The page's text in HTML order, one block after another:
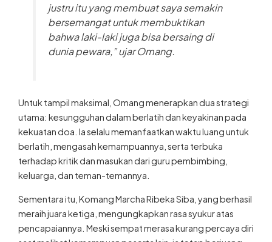
justru itu yang membuat saya semakin
bersemangat untuk membuktikan
bahwa laki-laki juga bisa bersaing di
dunia pewara,” ujar Omang.
Untuk tampil maksimal, Omang menerapkan dua strategi
utama: kesungguhan dalam berlatih dan keyakinan pada
kekuatan doa. Ia selalu memanfaatkan waktu luang untuk
berlatih, mengasah kemampuannya, serta terbuka
terhadap kritik dan masukan dari guru pembimbing,
keluarga, dan teman-temannya.
Sementara itu, Komang Marcha Ribeka Siba, yang berhasil
meraih juara ketiga, mengungkapkan rasa syukur atas
pencapaiannya. Meski sempat merasa kurang percaya diri